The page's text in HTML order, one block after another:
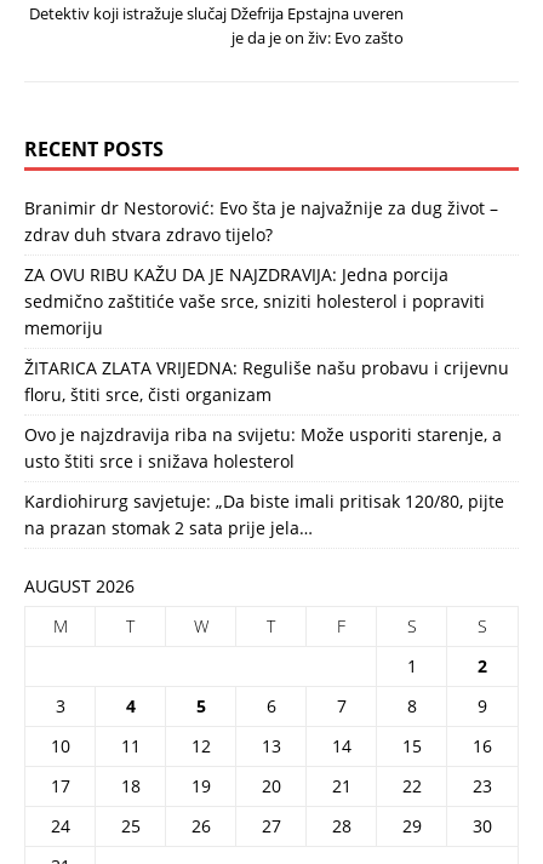
Detektiv koji istražuje slučaj Džefrija Epstajna uveren
je da je on živ: Evo zašto
RECENT POSTS
Branimir dr Nestorović: Evo šta je najvažnije za dug život –
zdrav duh stvara zdravo tijelo?
ZA OVU RIBU KAŽU DA JE NAJZDRAVIJA: Jedna porcija
sedmično zaštitiće vaše srce, sniziti holesterol i popraviti
memoriju
ŽITARICA ZLATA VRIJEDNA: Reguliše našu probavu i crijevnu
floru, štiti srce, čisti organizam
Ovo je najzdravija riba na svijetu: Može usporiti starenje, a
usto štiti srce i snižava holesterol
Kardiohirurg savjetuje: „Da biste imali pritisak 120/80, pijte
na prazan stomak 2 sata prije jela…
AUGUST 2026
M
T W T F S
S
1
2
3
4 5 6 7 8
9
10
11 12 13 14 15
16
17
18 19 20 21 22
23
24
25 26 27 28 29
30